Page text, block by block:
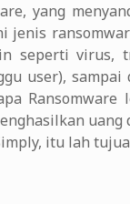
yang
jenis
seperti virus,
user),
Ransomware
uang
itu lah